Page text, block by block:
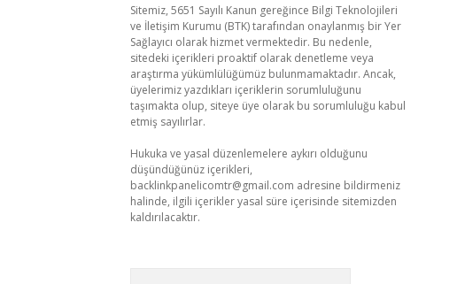
Sitemiz, 5651 Sayılı Kanun gereğince Bilgi Teknolojileri
ve İletişim Kurumu (BTK) tarafından onaylanmış bir Yer
Sağlayıcı olarak hizmet vermektedir. Bu nedenle,
sitedeki içerikleri proaktif olarak denetleme veya
araştırma yükümlülüğümüz bulunmamaktadır. Ancak,
üyelerimiz yazdıkları içeriklerin sorumluluğunu
taşımakta olup, siteye üye olarak bu sorumluluğu kabul
etmiş sayılırlar.
Hukuka ve yasal düzenlemelere aykırı olduğunu
düşündüğünüz içerikleri,
backlinkpanelicomtr@gmail.com adresine bildirmeniz
halinde, ilgili içerikler yasal süre içerisinde sitemizden
kaldırılacaktır.